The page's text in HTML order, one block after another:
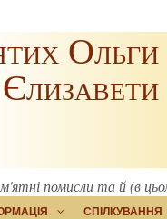
Ольги
Єлизавети
помисли та й (в
СПІЛКУВАННЯ